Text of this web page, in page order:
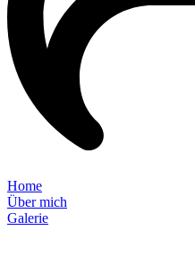
Home
Über mich
Galerie